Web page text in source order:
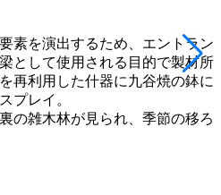
素を演出するため、エントラン
として使用される目的で製材所
再利用した什器に九谷焼の鉢に
プレイ。
の雑木林が見られ、季節の移ろ